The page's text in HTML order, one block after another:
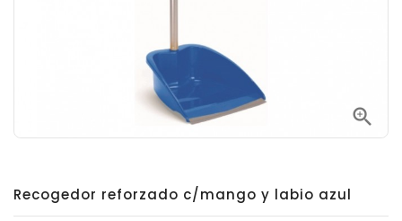

Recogedor reforzado c/mango y labio azul